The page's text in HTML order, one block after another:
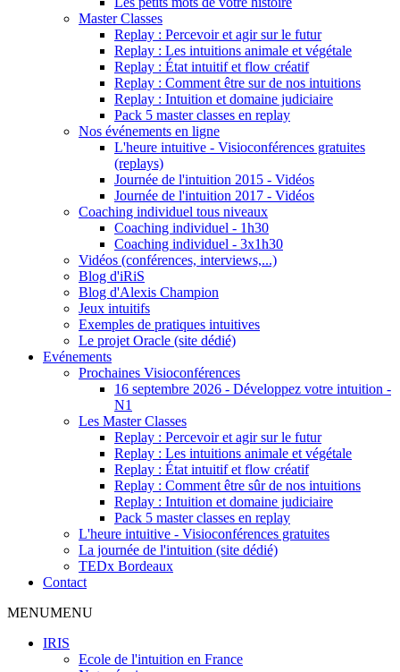
Master Classes
Replay : Percevoir et agir sur le futur
Replay : Les intuitions animale et végétale
Replay : État intuitif et flow créatif
Replay : Comment être sur de nos intuitions
Replay : Intuition et domaine judiciaire
Pack 5 master classes en replay
Nos événements en ligne
L'heure intuitive - Visioconférences gratuites
(replays)
Journée de l'intuition 2015 - Vidéos
Journée de l'intuition 2017 - Vidéos
Coaching individuel tous niveaux
Coaching individuel - 1h30
Coaching individuel - 3x1h30
Vidéos (conférences, interviews,...)
Blog d'iRiS
Blog d'Alexis Champion
Jeux intuitifs
Exemples de pratiques intuitives
Le projet Oracle (site dédié)
Evénements
Prochaines Visioconférences
16 septembre 2026 - Développez votre intuition -
N1
Les Master Classes
Replay : Percevoir et agir sur le futur
Replay : Les intuitions animale et végétale
Replay : État intuitif et flow créatif
Replay : Comment être sûr de nos intuitions
Replay : Intuition et domaine judiciaire
Pack 5 master classes en replay
L'heure intuitive - Visioconférences gratuites
La journée de l'intuition (site dédié)
TEDx Bordeaux
Contact
MENUMENU
IRIS
Ecole de l'intuition en France